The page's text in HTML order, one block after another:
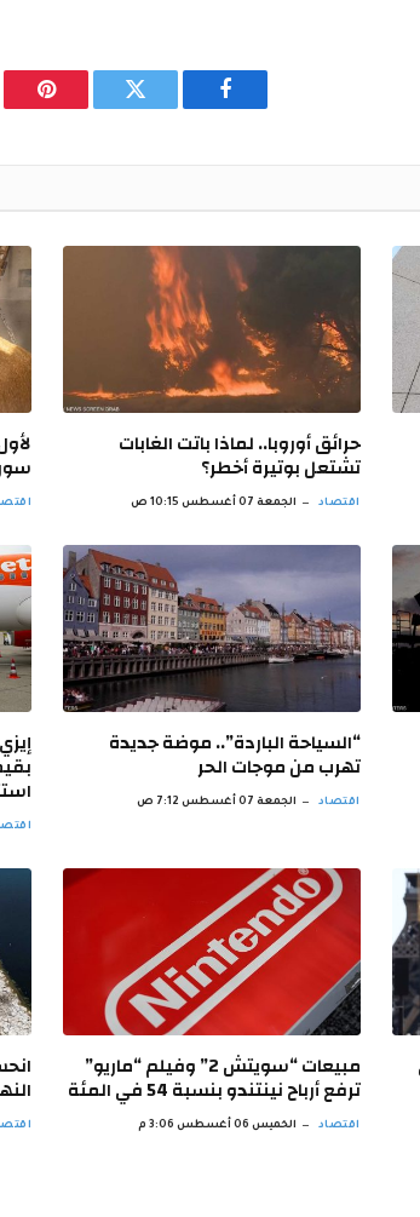
فيسبوك تويتر
حرائق أوروبا.. لماذا باتت الغابات
تشتعل بوتيرة أخطر؟
اقتصاد الجمعة 07 أغسطس 10:15 ص
“السياحة الباردة”.. موضة جديدة
تهرب من موجات الحر
اقتصاد الجمعة 07 أغسطس 7:12 ص
مبيعات “سويتش 2” وفيلم “ماريو”
ترفع أرباح نينتندو بنسبة 54 في المئة
اقتصاد الخميس 06 أغسطس 3:06 م